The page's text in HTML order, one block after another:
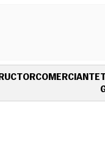
COMERCIANTE